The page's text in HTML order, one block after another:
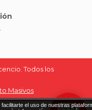
Todos los
Masivos
el uso de nuestras